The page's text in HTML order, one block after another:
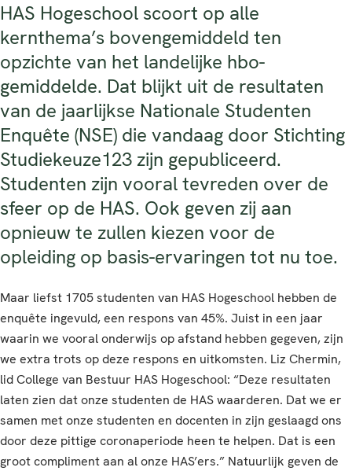
HAS Hogeschool scoort op alle
kernthema’s bovengemiddeld ten
opzichte van het landelijke hbo-
gemiddelde. Dat blijkt uit de resultaten
van de jaarlijkse Nationale Studenten
Enquête (NSE) die vandaag door Stichting
Studiekeuze123 zijn gepubliceerd.
Studenten zijn vooral tevreden over de
sfeer op de HAS. Ook geven zij aan
opnieuw te zullen kiezen voor de
opleiding op basis-ervaringen tot nu toe.
Maar liefst 1705 studenten van HAS Hogeschool hebben de
enquête ingevuld, een respons van 45%. Juist in een jaar
waarin we vooral onderwijs op afstand hebben gegeven, zijn
we extra trots op deze respons en uitkomsten. Liz Chermin,
lid College van Bestuur HAS Hogeschool: “Deze resultaten
laten zien dat onze studenten de HAS waarderen. Dat we er
samen met onze studenten en docenten in zijn geslaagd ons
door deze pittige coronaperiode heen te helpen. Dat is een
groot compliment aan al onze HAS’ers.” Natuurlijk geven de